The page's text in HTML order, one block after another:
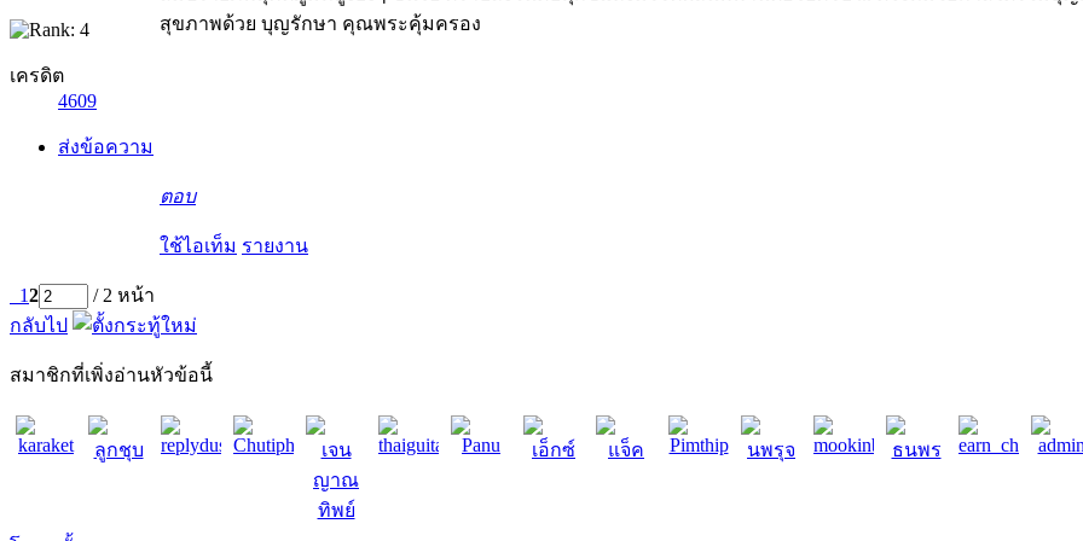
เครดิต
4609
ส่งข้อความ
สุขภาพด้วย บุญรักษา คุณพระคุ้มครอง
ตอบ
ใช้ไอเท็ม รายงาน
12
/ 2 หน้า
กลับไป
สมาชิกที่เพิ่งอ่านหัวข้อนี้
karaket ลูกชุบ replydusit2Chutiphon
เจน
ญาณ
ทิพย์
thaiguitar Panu เอ็กซ์ แจ็ค Pimthip นพรุจ mookinbkkธนพร earn_chanikarn
admin